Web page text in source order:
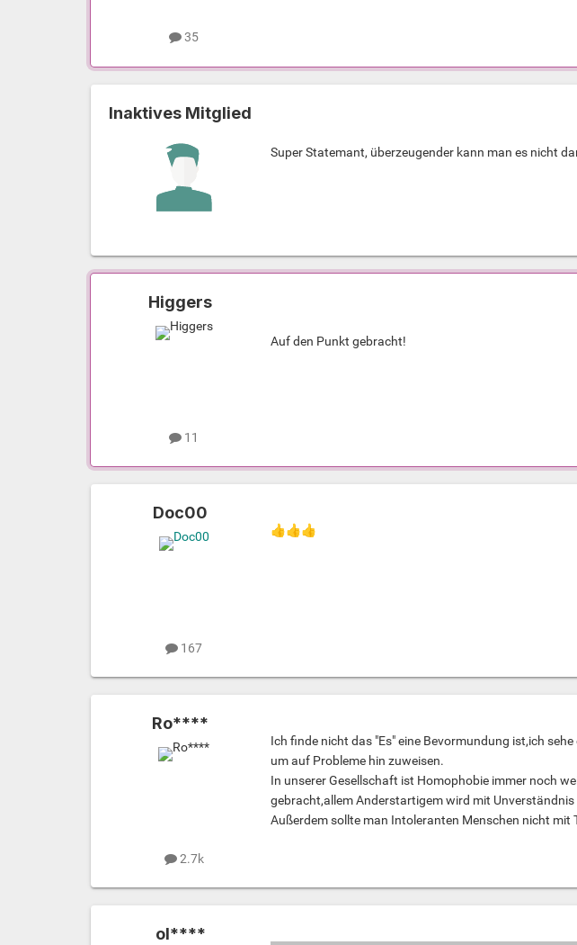
35
Inaktives Mitglied
Super Statemant, überzeugender kann man es nicht
Higgers
11
Auf den Punkt gebracht!
Doc00
167
👍👍👍
Ro****
2.7k
Ich finde nicht das "Es" eine Bevormundung ist,ich
um auf Probleme hin zuweisen.
In unserer Gesellschaft ist Homophobie immer noch
gebracht,allem Anderstartigem wird mit Unverständnis
Außerdem sollte man Intoleranten Menschen nicht mit
ol****